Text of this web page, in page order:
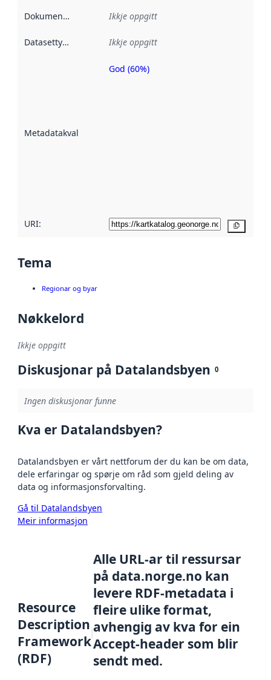
Dokumentasjon Ikkje oppgitt
Datasettype Ikkje oppgitt
Metadatakvalitet
Metadatakvalitet
God (60%)
URI:
Tema
Regionar og byar
Nøkkelord
Ikkje oppgitt
Diskusjonar på Datalandsbyen 0
Ingen diskusjonar funne
Kva er Datalandsbyen?
Datalandsbyen er vårt nettforum der du kan be om data,
dele erfaringar og spørje om råd som gjeld deling av
data og informasjonsforvalting.
Gå til Datalandsbyen
Meir informasjon
Resource
Description
Framework
(RDF)
Alle URL-ar til ressursar
på data.norge.no kan
levere RDF-metadata i
fleire ulike format,
avhengig av kva for ein
Accept-header som blir
sendt med.